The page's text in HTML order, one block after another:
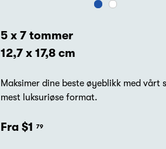
5 x 7 tommer
12,7 x 17,8 cm
Maksimer dine beste øyeblikk med vårt
mest luksuriøse format.
Fra $1 79